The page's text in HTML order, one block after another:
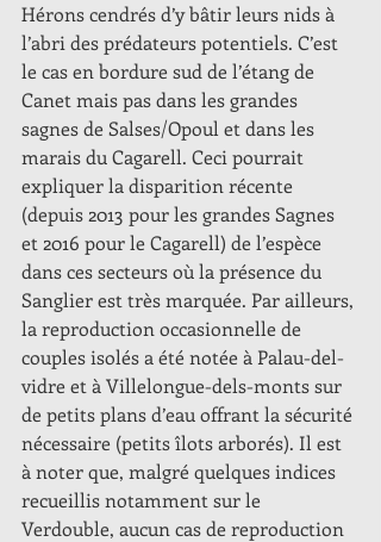
Hérons cendrés d’y bâtir leurs nids à
l’abri des prédateurs potentiels. C’est
le cas en bordure sud de l’étang de
Canet mais pas dans les grandes
sagnes de Salses/Opoul et dans les
marais du Cagarell. Ceci pourrait
expliquer la disparition récente
(depuis 2013 pour les grandes Sagnes
et 2016 pour le Cagarell) de l’espèce
dans ces secteurs où la présence du
Sanglier est très marquée. Par ailleurs,
la reproduction occasionnelle de
couples isolés a été notée à Palau-del-
vidre et à Villelongue-dels-monts sur
de petits plans d’eau offrant la sécurité
nécessaire (petits îlots arborés). Il est
à noter que, malgré quelques indices
recueillis notamment sur le
Verdouble, aucun cas de reproduction